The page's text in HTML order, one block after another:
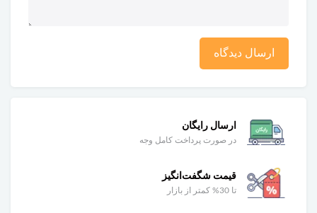
ارسال دیدگاه
ارسال رایگان
در صورت پرداخت کامل وجه
قیمت شگفت‌انگیز
تا 30% کمتر از بازار